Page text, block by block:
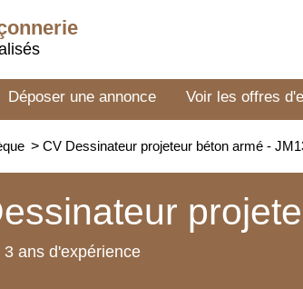
Déposer une annonce Voir les offres
> CV Dessinateur projeteur béton armé -
3 ans d'expérience